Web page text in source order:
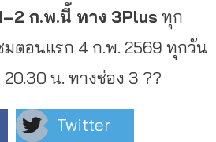
ก.พ.นี้ ทาง 3Plus ทุก
มตอนแรก 4 ก.พ. 2569 ทุกวัน
น. ทางช่อง 3 ??
Twitter